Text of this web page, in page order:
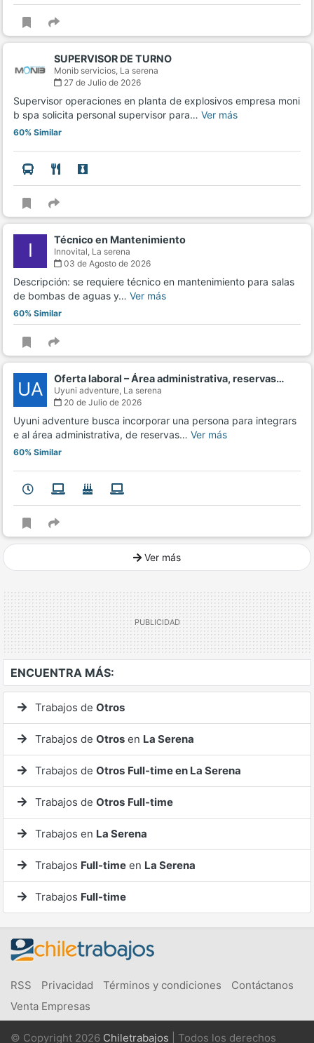
SUPERVISOR DE TURNO
Monib servicios, La serena
27 de Julio de 2026
Supervisor operaciones en planta de explosivos empresa moni
b spa solicita personal supervisor para… Ver más
60% Similar
I Técnico en Mantenimiento
Innovital, La serena
03 de Agosto de 2026
Descripción: se requiere técnico en mantenimiento para salas
de bombas de aguas y… Ver más
60% Similar
UA Oferta laboral – Área administrativa, reservas…
Uyuni adventure, La serena
20 de Julio de 2026
Uyuni adventure busca incorporar una persona para integrars
e al área administrativa, de reservas… Ver más
60% Similar
Ver más
ENCUENTRA MÁS:
Trabajos de Otros
Trabajos de Otros en La Serena
Trabajos de Otros Full-time en La Serena
Trabajos de Otros Full-time
Trabajos en La Serena
Trabajos Full-time en La Serena
Trabajos Full-time
RSS Privacidad Términos y condiciones
Contáctanos
Venta Empresas
© Copyright 2026 Chiletrabajos | Todos los derechos